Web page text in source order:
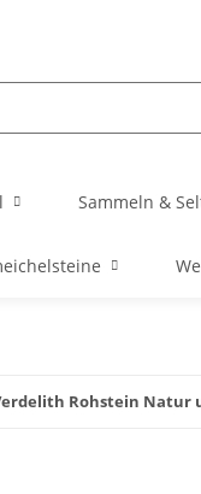
Sammeln &
Rohstein Natur